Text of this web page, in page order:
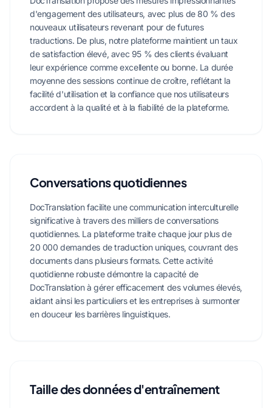
d'engagement des utilisateurs, avec plus de 80 % des
nouveaux utilisateurs revenant pour de futures
traductions. De plus, notre plateforme maintient un taux
de satisfaction élevé, avec 95 % des clients évaluant
leur expérience comme excellente ou bonne. La durée
moyenne des sessions continue de croître, reflétant la
facilité d'utilisation et la confiance que nos utilisateurs
accordent à la qualité et à la fiabilité de la plateforme.
Conversations quotidiennes
DocTranslation facilite une communication interculturelle
significative à travers des milliers de conversations
quotidiennes. La plateforme traite chaque jour plus de
20 000 demandes de traduction uniques, couvrant des
documents dans plusieurs formats. Cette activité
quotidienne robuste démontre la capacité de
DocTranslation à gérer efficacement des volumes élevés,
aidant ainsi les particuliers et les entreprises à surmonter
en douceur les barrières linguistiques.
Taille des données d'entraînement